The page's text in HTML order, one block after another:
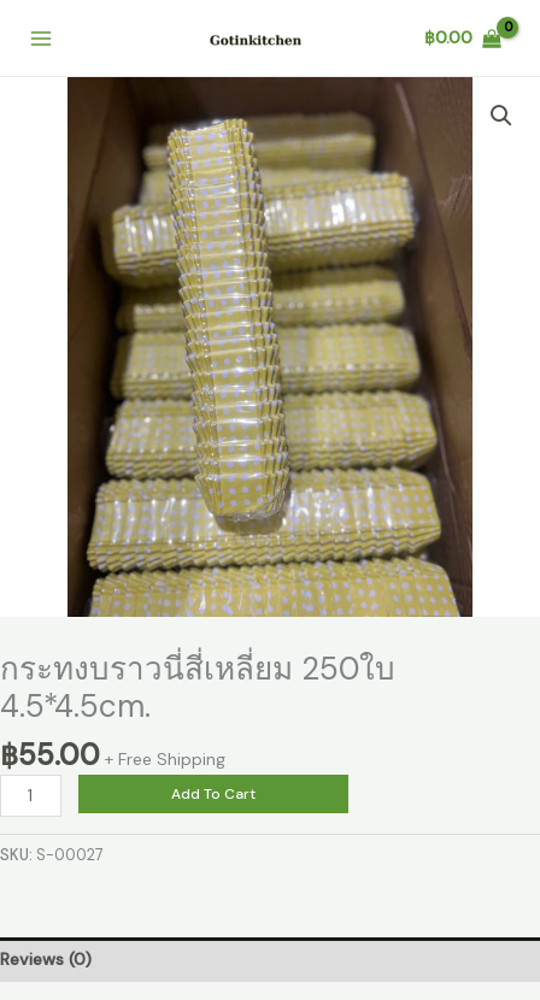
฿0.00
กระทงบราวนี่สี่เหลี่ยม 250ใบ
4.5*4.5cm.
฿55.00 + Free Shipping
Add To Cart
SKU: S-00027
Reviews (0)